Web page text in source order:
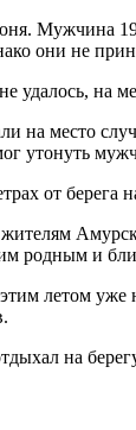
Мужчина
они не
удалось, на
на место
утонуть
от берега
родным и
летом уже
на